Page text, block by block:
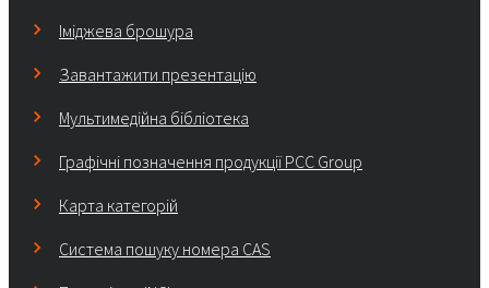
Іміджева брошура
Завантажити презентацію
Мультимедійна бібліотека
Графічні позначення продукції PCC Group
Карта категорій
Система пошуку номера CAS